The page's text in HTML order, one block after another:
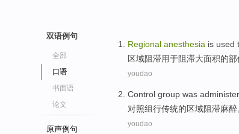
双语例句
全部
口语
书面语
论文
原声例句
Regional anesthesia is used
区域阻滞用于阻滞大面积的部
youdao
Control group was
对照组行传统的区域阻滞麻醉
youdao